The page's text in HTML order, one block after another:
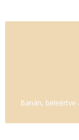
Banán,